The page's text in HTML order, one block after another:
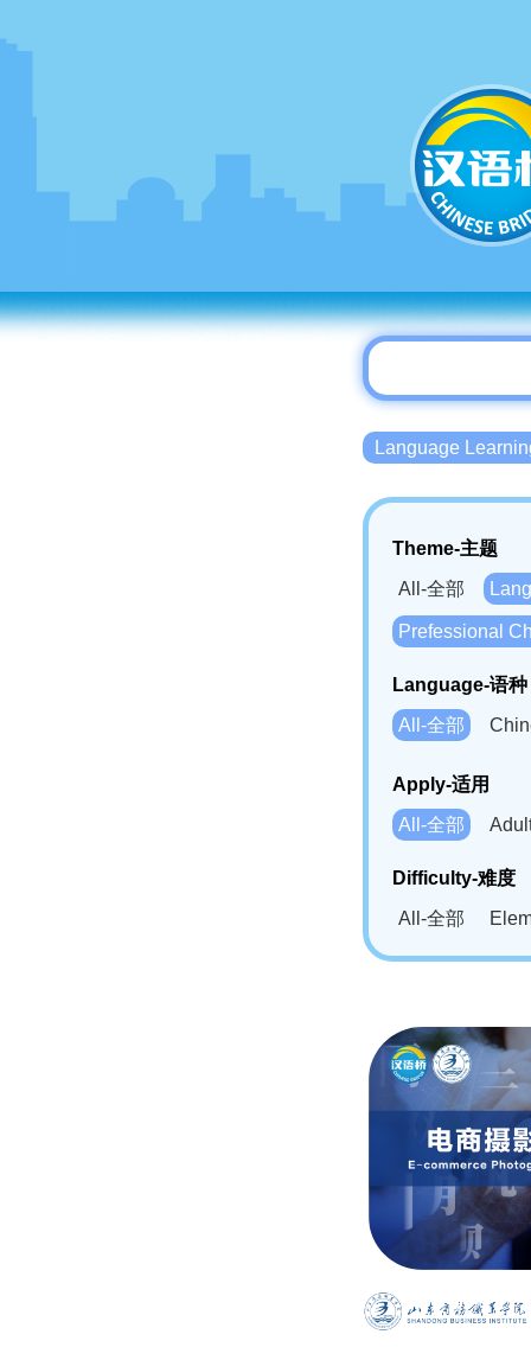
Language
Theme-主题
All-全部
Prefessional
Language-语种
All-全部
Bahasa
Swahili(SW)-
Apply-适用
All-全部
Difficulty-难度
All-全部